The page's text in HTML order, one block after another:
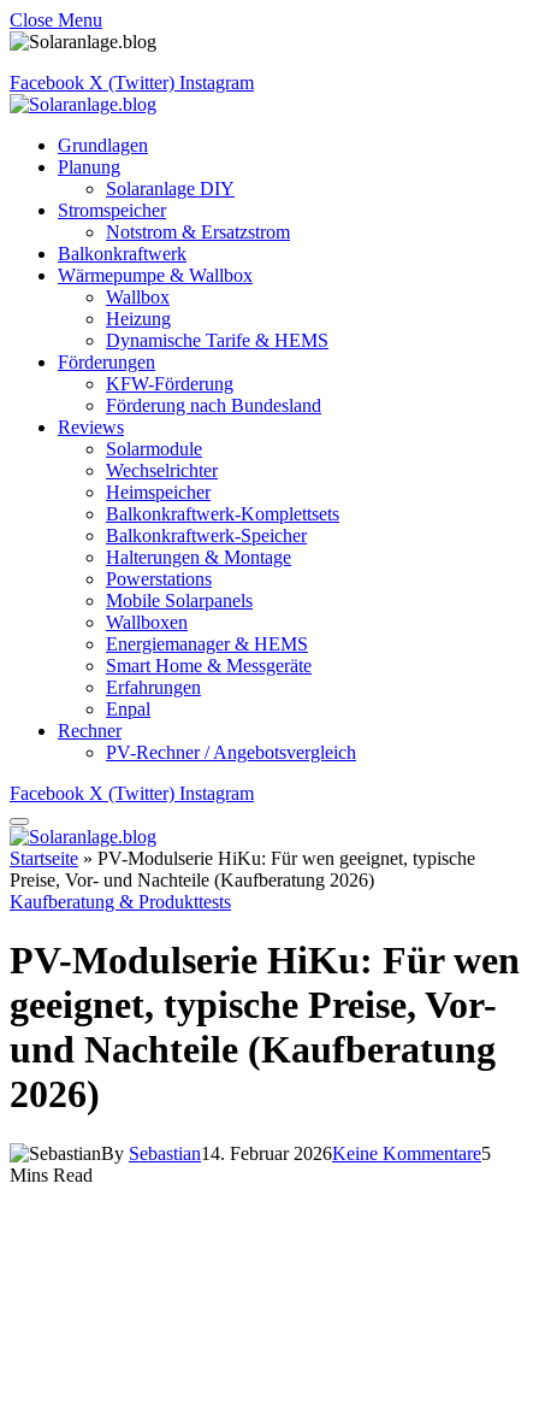
Close Menu
Facebook X (Twitter) Instagram
Grundlagen
Planung
Solaranlage DIY
Stromspeicher
Notstrom & Ersatzstrom
Balkonkraftwerk
Wärmepumpe & Wallbox
Wallbox
Heizung
Dynamische Tarife & HEMS
Förderungen
KFW-Förderung
Förderung nach Bundesland
Reviews
Solarmodule
Wechselrichter
Heimspeicher
Balkonkraftwerk-Komplettsets
Balkonkraftwerk-Speicher
Halterungen & Montage
Powerstations
Mobile Solarpanels
Wallboxen
Energiemanager & HEMS
Smart Home & Messgeräte
Erfahrungen
Enpal
Rechner
PV-Rechner / Angebotsvergleich
Facebook X (Twitter) Instagram
Startseite » PV-Modulserie HiKu: Für wen geeignet, typische
Preise, Vor- und Nachteile (Kaufberatung 2026)
Kaufberatung & Produkttests
PV-Modulserie HiKu: Für wen
geeignet, typische Preise, Vor-
und Nachteile (Kaufberatung
2026)
By Sebastian14. Februar 2026Keine Kommentare5
Mins Read